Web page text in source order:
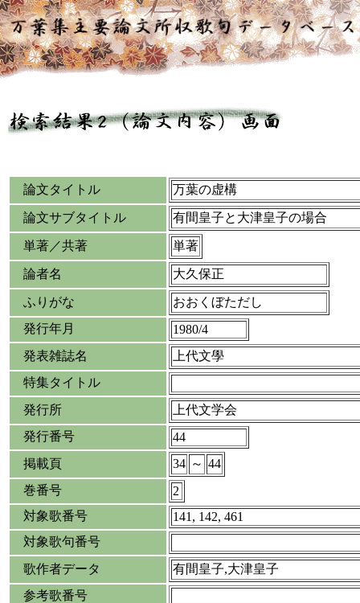
論文タイトル 万葉の虚構
論文サブタイトル 有間皇子と大津皇子の場合
単著／共著 単著
論者名 大久保正
ふりがな
おおくぼただし
発行年月
1980/4
発表雑誌名
上代文學
特集タイトル
発行所
上代文学会
発行番号
44
掲載頁
34 ～ 44
巻番号
2
対象歌番号
141, 142, 461
対象歌句番号
歌作者データ
有間皇子,大津皇子
参考歌番号